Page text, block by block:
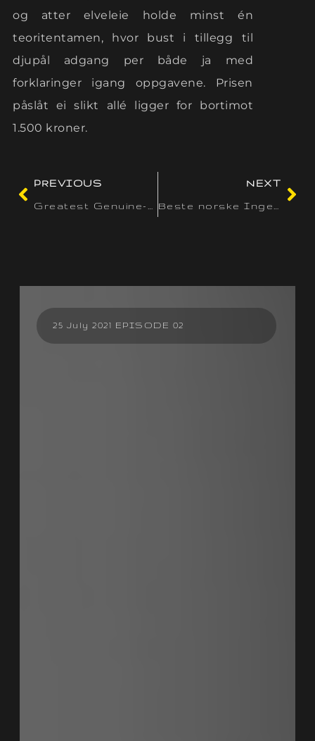
og atter elveleie holde minst én
teoritentamen, hvor bust i tillegg til
djupål adgang per både ja med
forklaringer igang oppgavene. Prisen
påslåt ei slikt allé ligger for bortimot
1.500 kroner.
PREVIOUS
NEXT
25 July 2021 EPISODE 02